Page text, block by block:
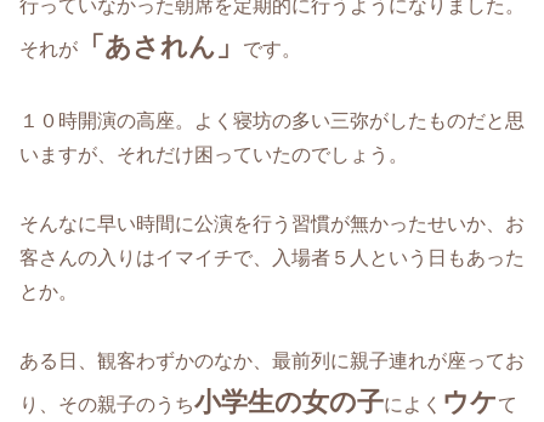
行っていなかった朝席を定期的に行うようになりました。
それが 「あされん」 です。
１０時開演の高座。よく寝坊の多い三弥がしたものだと思
いますが、それだけ困っていたのでしょう。
そんなに早い時間に公演を行う習慣が無かったせいか、お
客さんの入りはイマイチで、入場者５人という日もあった
とか。
ある日、観客わずかのなか、最前列に親子連れが座ってお
り、その親子のうち小学生の女の子によく ウケて